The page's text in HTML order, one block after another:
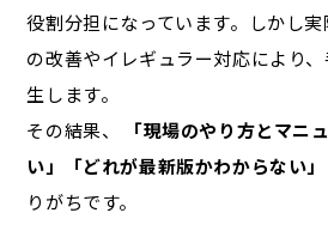
役割分担になっています。しかし
の改善やイレギュラー対応により
生します。
その結果、
「現場のやり方とマニ
い」「どれが最新版かわからない」
りがちです。